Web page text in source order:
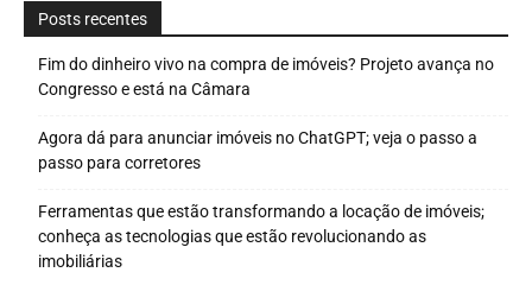
Posts recentes
Fim do dinheiro vivo na compra de imóveis? Projeto avança no
Congresso e está na Câmara
Agora dá para anunciar imóveis no ChatGPT; veja o passo a
passo para corretores
Ferramentas que estão transformando a locação de imóveis;
conheça as tecnologias que estão revolucionando as
imobiliárias